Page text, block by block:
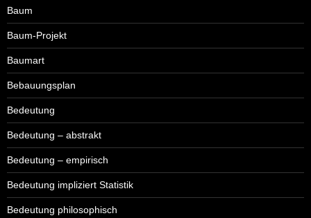
Baum
Baum-Projekt
Baumart
Bebauungsplan
Bedeutung
Bedeutung – abstrakt
Bedeutung – empirisch
Bedeutung impliziert Statistik
Bedeutung philosophisch